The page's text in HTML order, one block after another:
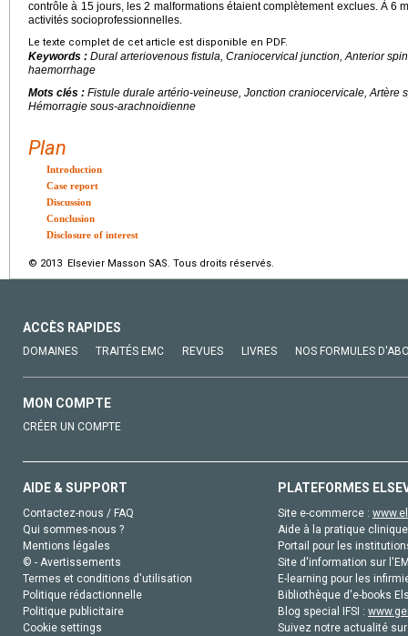
contrôle à 15 jours, les 2 malformations étaient complètement exclues. À 6
activités socioprofessionnelles.
Le texte complet de cet article est disponible en PDF.
Keywords : Dural arteriovenous fistula, Craniocervical junction, Anterior
haemorrhage
Mots clés : Fistule durale artério-veineuse, Jonction craniocervicale, Artère
Hémorragie sous-arachnoidienne
Plan
Introduction
Case report
Discussion
Conclusion
Disclosure of interest
© 2013 Elsevier Masson SAS. Tous droits réservés.
ACCÈS RAPIDES
DOMAINES TRAITÉS EMC REVUES LIVRES NOS FORMULES
MON COMPTE
CRÉER UN COMPTE
AIDE & SUPPORT
Contactez-nous / FAQ
Qui sommes-nous ?
Mentions légales
© - Avertissements
Termes et conditions d'utilisation
Politique rédactionnelle
Politique publicitaire
Cookie settings
PLATEFORMES
Site e-commerce :
Aide à la pratique
Portail pour les
Site d'information sur
E-learning pour les
Bibliothèque d'e-books
Blog special IFSI :
Suivez notre actualité